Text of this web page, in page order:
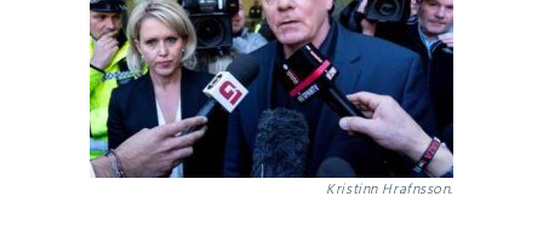
Kristinn Hrafnsson.